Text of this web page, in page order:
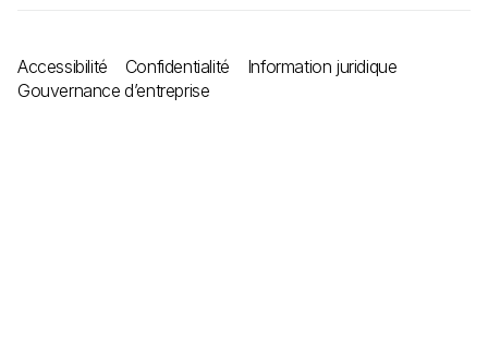
Accessibilité Confidentialité
Information juridique
Gouvernance d’entreprise